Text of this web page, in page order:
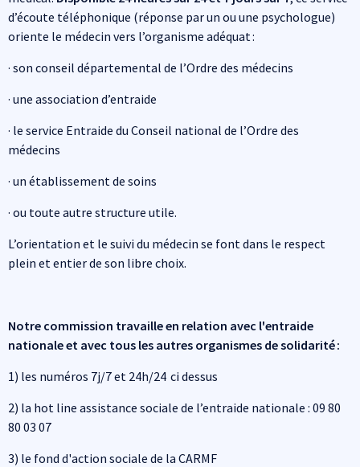
d’écoute téléphonique (réponse par un ou une psychologue)
oriente le médecin vers l’organisme adéquat :
· son conseil départemental de l’Ordre des médecins
· une association d’entraide
· le service Entraide du Conseil national de l’Ordre des
médecins
· un établissement de soins
· ou toute autre structure utile.
L’orientation et le suivi du médecin se font dans le respect
plein et entier de son libre choix.
Notre commission travaille en relation avec l'entraide
nationale et avec tous les autres organismes de solidarité :
1) les numéros 7j/7 et 24h/24 ci dessus
2) la hot line assistance sociale de l’entraide nationale : 09 80
80 03 07
3) le fond d'action sociale de la CARMF